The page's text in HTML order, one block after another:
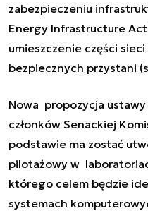
zabezpieczeniu
Energy Infrastructure
umieszczenie części
bezpiecznych przystani (
Nowa propozycja ustawy
członków Senackiej
podstawie ma zostać
pilotażowy w
którego celem będzie
systemach